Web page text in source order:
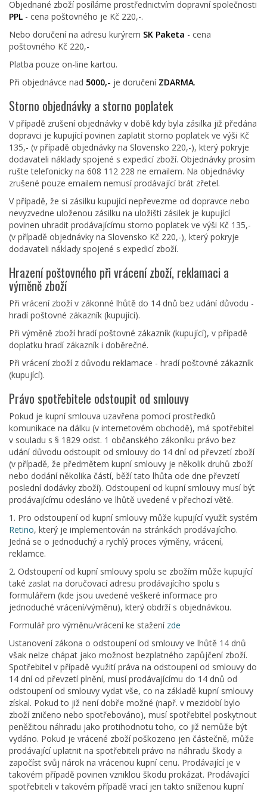
Objednané zboží posíláme prostřednictvím dopravní společnosti
PPL - cena poštovného je Kč 220,-.
Nebo doručení na adresu kurýrem SK Paketa - cena
poštovného Kč 220,-
Platba pouze on-line kartou.
Při objednávce nad 5000,- je doručení ZDARMA.
Storno objednávky a storno poplatek
V případě zrušení objednávky v době kdy byla zásilka již předána
dopravci je kupující povinen zaplatit storno poplatek ve výši Kč
135,- (v případě objednávky na Slovensko 220,-), který pokryje
dodavateli náklady spojené s expedicí zboží. Objednávky prosím
rušte telefonicky na 608 112 228 ne emailem. Na objednávky
zrušené pouze emailem nemusí prodávající brát zřetel.
V případě, že si zásilku kupující nepřevezme od dopravce nebo
nevyzvedne uloženou zásilku na uložišti zásilek je kupující
povinen uhradit prodávajícímu storno poplatek ve výši Kč 135,-
(v případě objednávky na Slovensko Kč 220,-), který pokryje
dodavateli náklady spojené s expedicí zboží.
Hrazení poštovného při vrácení zboží, reklamaci a
výměně zboží
Při vrácení zboží v zákonné lhůtě do 14 dnů bez udání důvodu -
hradí poštovné zákazník (kupující).
Při výměně zboží hradí poštovné zákazník (kupující), v případě
doplatku hradí zákazník i doběrečné.
Při vrácení zboží z důvodu reklamace - hradí poštovné zákazník
(kupující).
Právo spotřebitele odstoupit od smlouvy
Pokud je kupní smlouva uzavřena pomocí prostředků
komunikace na dálku (v internetovém obchodě), má spotřebitel
v souladu s § 1829 odst. 1 občanského zákoníku právo bez
udání důvodu odstoupit od smlouvy do 14 dní od převzetí zboží
(v případě, že předmětem kupní smlouvy je několik druhů zboží
nebo dodání několika částí, běží tato lhůta ode dne převzetí
poslední dodávky zboží). Odstoupení od kupní smlouvy musí být
prodávajícímu odesláno ve lhůtě uvedené v přechozí větě.
1. Pro odstoupení od kupní smlouvy může kupující využít systém
Retino, který je implementován na stránkách prodávajícího.
Jedná se o jednoduchý a rychlý proces výměny, vrácení,
reklamce.
2. Odstoupení od kupní smlouvy spolu se zbožím může kupující
také zaslat na doručovací adresu prodávajícího spolu s
formulářem (kde jsou uvedené veškeré informace pro
jednoduché vrácení/výměnu), který obdrží s objednávkou.
Formulář pro výměnu/vrácení ke stažení zde
Ustanovení zákona o odstoupení od smlouvy ve lhůtě 14 dnů
však nelze chápat jako možnost bezplatného zapůjčení zboží.
Spotřebitel v případě využití práva na odstoupení od smlouvy do
14 dní od převzetí plnění, musí prodávajícímu do 14 dnů od
odstoupení od smlouvy vydat vše, co na základě kupní smlouvy
získal. Pokud to již není dobře možné (např. v mezidobí bylo
zboží zničeno nebo spotřebováno), musí spotřebitel poskytnout
peněžitou náhradu jako protihodnotu toho, co již nemůže být
vydáno. Pokud je vrácené zboží poškozeno jen částečně, může
prodávající uplatnit na spotřebiteli právo na náhradu škody a
započíst svůj nárok na vrácenou kupní cenu. Prodávající je v
takovém případě povinen vzniklou škodu prokázat. Prodávající
spotřebiteli v takovém případě vrací jen takto sníženou kupní